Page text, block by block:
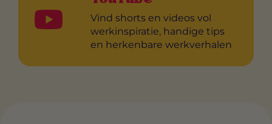
Vind shorts en videos vol
werkinspiratie, handige tips
en herkenbare werkverhalen